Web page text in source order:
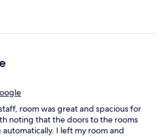
room was great and spacious for
noting that the doors to the rooms
I left my room and